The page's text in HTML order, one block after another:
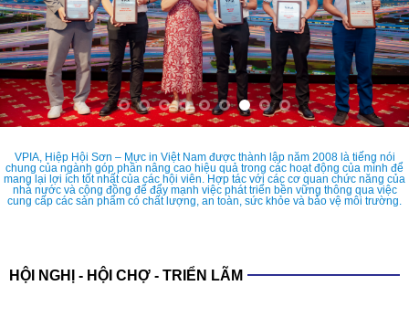
VPIA, Hiệp Hội Sơn – Mực in Việt Nam được thành lập năm 2008 là tiếng nói
chung của ngành góp phần nâng cao hiệu quả trong các hoạt động của mình để
mang lại lợi ích tốt nhất của các hội viên. Hợp tác với các cơ quan chức năng của
nhà nước và cộng đồng để đẩy mạnh việc phát triển bền vững thông qua việc
cung cấp các sản phẩm có chất lượng, an toàn, sức khỏe và bảo vệ môi trường.
HỘI NGHỊ - HỘI CHỢ - TRIỂN LÃM